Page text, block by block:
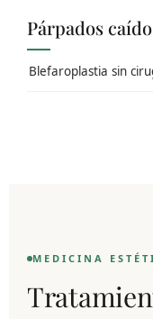
Párpados
Blefaroplastia sin
MEDICINA